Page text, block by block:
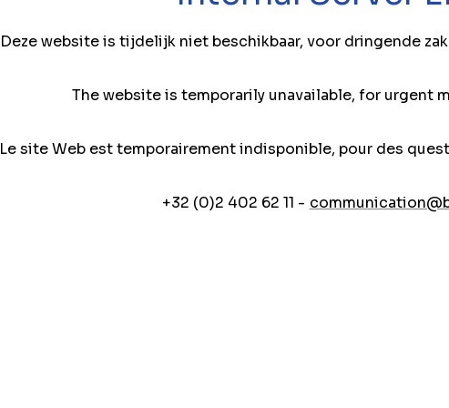
Deze website is tijdelijk niet beschikbaar, voor dringende
The website is temporarily unavailable, for urgent
Le site Web est temporairement indisponible, pour des
+32 (0)2 402 62 11 -